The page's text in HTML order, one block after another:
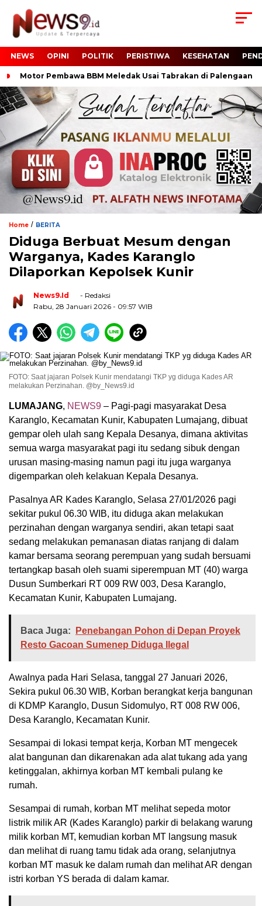
NEWS OPINI POLITIK PERISTIWA KESEHATAN
Motor Pembawa BBM Meledak Usai Tabrakan di Palengaan
Home / BERITA
Diduga Berbuat Mesum dengan
Warganya, Kades Karanglo
Dilaporkan Kepolsek Kunir
News9.id
- Redaksi
Rabu, 28 Januari 2026 - 09:57 WIB
FOTO: Saat jajaran Polsek Kunir mendatangi TKP yg diduga Kades AR
melakukan Perzinahan. @by_News9.id
LUMAJANG, NEWS9 – Pagi-pagi masyarakat Desa
Karanglo, Kecamatan Kunir, Kabupaten Lumajang, dibuat
gempar oleh ulah sang Kepala Desanya, dimana aktivitas
semua warga masyarakat pagi itu sedang sibuk dengan
urusan masing-masing namun pagi itu juga warganya
digemparkan oleh kelakuan Kepala Desanya.
Pasalnya AR Kades Karanglo, Selasa 27/01/2026 pagi
sekitar pukul 06.30 WIB, itu diduga akan melakukan
perzinahan dengan warganya sendiri, akan tetapi saat
sedang melakukan pemanasan diatas ranjang di dalam
kamar bersama seorang perempuan yang sudah bersuami
tertangkap basah oleh suami siperempuan MT (40) warga
Dusun Sumberkari RT 009 RW 003, Desa Karanglo,
Kecamatan Kunir, Kabupaten Lumajang.
Baca Juga:
Penebangan Pohon di Depan Proyek
Resto Gacoan Sumenep Diduga Ilegal
Awalnya pada Hari Selasa, tanggal 27 Januari 2026,
Sekira pukul 06.30 WIB, Korban berangkat kerja bangunan
di KDMP Karanglo, Dusun Sidomulyo, RT 008 RW 006,
Desa Karanglo, Kecamatan Kunir.
Sesampai di lokasi tempat kerja, Korban MT mengecek
alat bangunan dan dikarenakan ada alat tukang ada yang
ketinggalan, akhirnya korban MT kembali pulang ke
rumah.
Sesampai di rumah, korban MT melihat sepeda motor
listrik milik AR (Kades Karanglo) parkir di belakang warung
milik korban MT, kemudian korban MT langsung masuk
dan melihat di ruang tamu tidak ada orang, selanjutnya
korban MT masuk ke dalam rumah dan melihat AR dengan
istri korban YS berada di dalam kamar.